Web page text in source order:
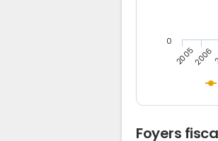
20052006
0
Foyers